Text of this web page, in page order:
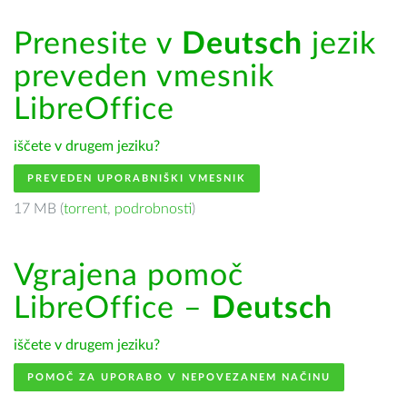
Prenesite v Deutsch jezik
preveden vmesnik
LibreOffice
iščete v drugem jeziku?
PREVEDEN UPORABNIŠKI VMESNIK
17 MB (torrent, podrobnosti)
Vgrajena pomoč
LibreOffice –
Deutsch
iščete v drugem jeziku?
POMOČ ZA UPORABO V NEPOVEZANEM NAČINU